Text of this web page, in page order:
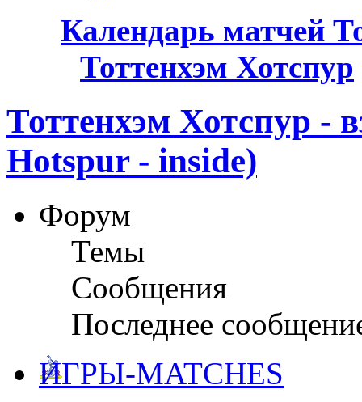
Календарь матчей
Тоттенхэм Хотспур
Тоттенхэм Хотспур -
Hotspur - inside)
Форум
Темы
Сообщения
Последнее
ИГРЫ-MATCHES